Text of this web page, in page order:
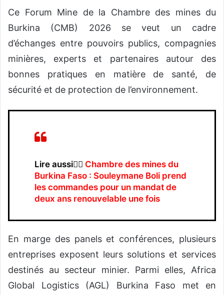
Ce Forum Mine de la Chambre des mines du
Burkina (CMB) 2026 se veut un cadre
d’échanges entre pouvoirs publics, compagnies
minières, experts et partenaires autour des
bonnes pratiques en matière de santé, de
sécurité et de protection de l’environnement.
Lire aussi👉🏿 Chambre des mines du
Burkina Faso : Souleymane Boli prend
les commandes pour un mandat de
deux ans renouvelable une fois
En marge des panels et conférences, plusieurs
entreprises exposent leurs solutions et services
destinés au secteur minier. Parmi elles, Africa
Global Logistics (AGL) Burkina Faso met en